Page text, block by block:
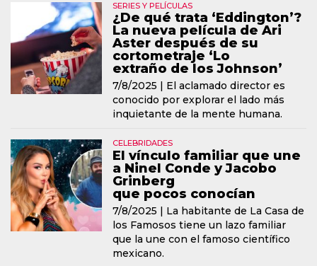
SERIES Y PELÍCULAS
¿De qué trata ‘Eddington’?
La nueva película de Ari
Aster después de su
cortometraje ‘Lo
extraño de los Johnson’
7/8/2025 | El aclamado director es
conocido por explorar el lado más
inquietante de la mente humana.
CELEBRIDADES
El vínculo familiar que une
a Ninel Conde y Jacobo
Grinberg
que pocos conocían
7/8/2025 | La habitante de La Casa de
los Famosos tiene un lazo familiar
que la une con el famoso científico
mexicano.